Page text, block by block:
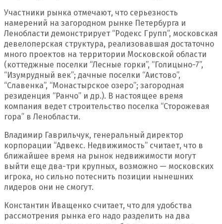
Участники рынка отмечают, что серьезность
намерений на загородном рынке Петербурга и
Ленобласти демонстрирует “Родекс Групп”, московская
девелоперская структура, реализовавшая достаточно
много проектов на территории Московской области
(коттеджные поселки “Лесные горки”, “Голицыно-7”,
“Изумрудный век”; дачные поселки “Аистово”,
“Славенка”, “Монастырское озеро”; загородная
резиденция “Ранчо” и др.). В настоящее время
компания ведет строительство поселка “Сторожевая
гора” в Ленобласти.
Владимир Гаврильчук, генеральный директор
корпорации “Адвекс. Недвижимость” считает, что в
ближайшее время на рынок недвижимости могут
выйти еще два-три крупных, возможно — московских
игрока, но сильно потеснить позиции нынешних
лидеров они не смогут.
Константин Иващенко считает, что для удобства
рассмотрения рынка его надо разделить на два